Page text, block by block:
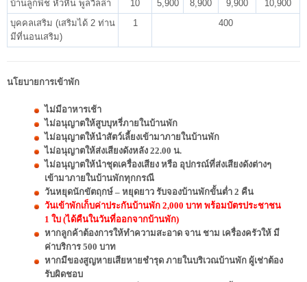
บ้านลูกพีช หัวหิน พูลวิลล่า 10 5,900 8,900 9,900
10,900
บุคคลเสริม (เสริมได้ 2 ท่าน
มีที่นอนเสริม)
1 400
นโยบายการเข้าพัก
ไม่มีอาหารเช้า
ไม่อนุญาตให้สูบบุหรี่ภายในบ้านพัก
ไม่อนุญาตให้นำสัตว์เลี้ยงเข้ามาภายในบ้านพัก
ไม่อนุญาตให้ส่งเสียงดังหลัง 22.00 น.
ไม่อนุญาตให้นำชุดเครื่องเสียง หรือ อุปกรณ์ที่ส่งเสียงดังต่างๆ
เข้ามาภายในบ้านพักทุกกรณี
วันหยุดนักขัตฤกษ์ – หยุดยาว รับจองบ้านพักขั้นต่ำ 2 คืน
วันเข้าพักเก็บค่าประกันบ้านพัก 2,000 บาท พร้อมบัตรประชาชน
1 ใบ (ได้คืนในวันที่ออกจากบ้านพัก)
หากลูกค้าต้องการให้ทำความสะอาด จาน ชาม เครื่องครัวให้ มี
ค่าบริการ 500 บาท
หากมีของสูญหายเสียหายชำรุด ภายในบริเวณบ้านพัก ผู้เช่าต้อง
รับผิดชอบ